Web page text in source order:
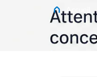
Accueil